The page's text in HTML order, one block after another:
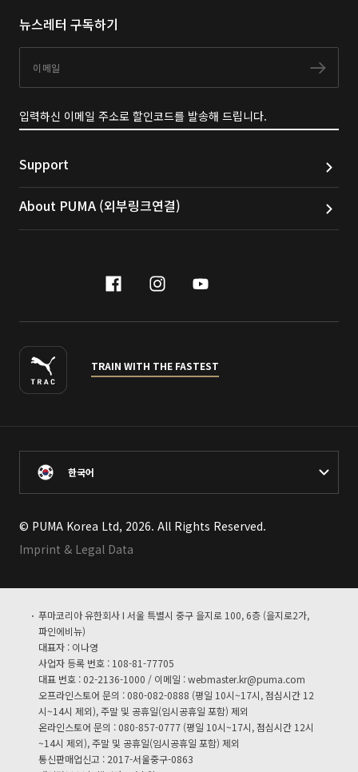
뉴스레터 구독하기
구독
입력하신 이메일 주소로 할인코드를 발송해 드립니다.
Support
About PUMA (외부링크연결)
facebook
instagram
youtube
TRAIN WITH THE FASTEST
한국어
© PUMA Korea Ltd, 2026. All Rights Reserved.
Imprint & Legal Data
푸마코리아 유한회사 I 서울 특별시 중구 을지로 100, 6층 (을지로2가,
파인에비뉴)
대표자 : 이나영
사업자 등록 번호 : 108-81-77705
대표 번호 : 02-2136-1000 / 이메일 :webmaster.kr@puma.com
오프라인스토어 문의 : 080-082-0888 (평일 10시~17시, 점심시간 12
시~14시 제외), 주말 및 공휴일(임시공휴일 포함) 제외
온라인스토어 문의 : 080-857-0777 (평일 10시~17시, 점심시간 12시
~14시 제외), 주말 및 공휴일(임시공휴일 포함) 제외
통신판매업신고 : 2017-서울중구-0863